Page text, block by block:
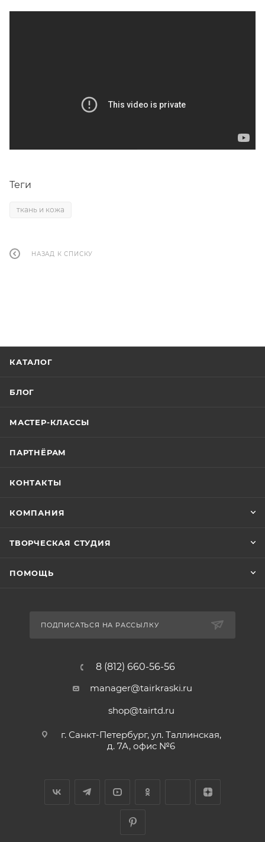
Теги
ткань и кожа
НАЗАД К СПИСКУ
КАТАЛОГ
БЛОГ
МАСТЕР-КЛАССЫ
ПАРТНЁРАМ
КОНТАКТЫ
КОМПАНИЯ
ТВОРЧЕСКАЯ СТУДИЯ
ПОМОЩЬ
ПОДПИСАТЬСЯ НА РАССЫЛКУ
8 (812) 660-56-56
manager@tairkraski.ru
shop@tairtd.ru
г. Санкт-Петербург, ул. Таллинская,
д. 7А, офис №6